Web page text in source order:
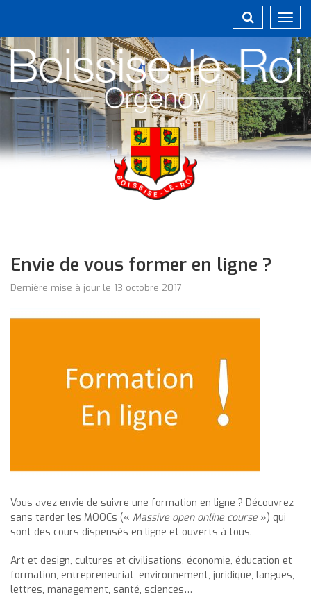
Envie de vous former en ligne ?
Dernière mise à jour le 13 octobre 2017
Vous avez envie de suivre une formation en ligne ? Découvrez
sans tarder les MOOCs (« Massive open online course ») qui
sont des cours dispensés en ligne et ouverts à tous.
Art et design, cultures et civilisations, économie, éducation et
formation, entrepreneuriat, environnement, juridique, langues,
lettres, management, santé, sciences…